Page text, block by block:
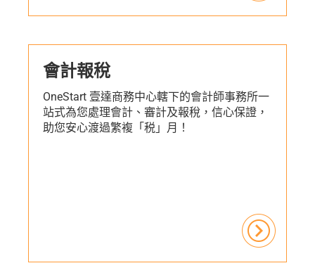
會計報稅
OneStart 壹達商務中心轄下的會計師事務所一
站式為您處理會計、審計及報稅，信心保證，
助您安心渡過繁複「税」月！